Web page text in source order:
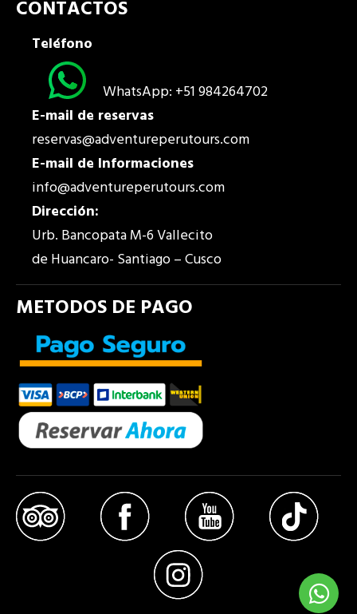
CONTACTOS
Teléfono
WhatsApp: +51 984264702
E-mail de reservas
reservas@adventureperutours.com
E-mail de Informaciones
info@adventureperutours.com
Dirección:
Urb. Bancopata M-6 Vallecito
de Huancaro- Santiago – Cusco
METODOS DE PAGO